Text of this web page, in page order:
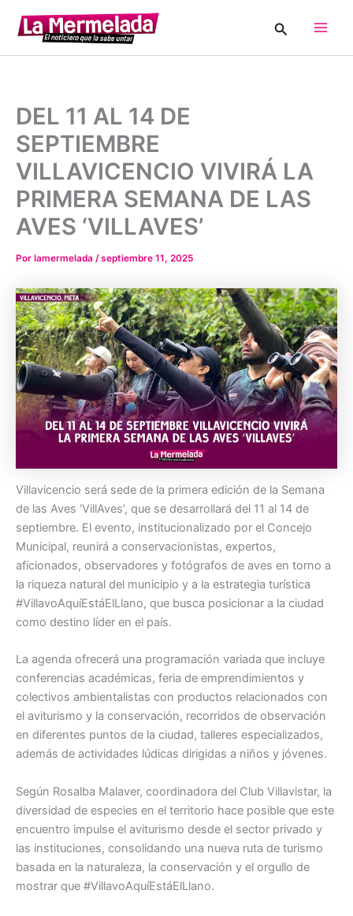
contenido
Buscar
DEL 11 AL 14 DE
SEPTIEMBRE
VILLAVICENCIO VIVIRÁ LA
PRIMERA SEMANA DE LAS
AVES ‘VILLAVES’
Por lamermelada /septiembre 11, 2025
Villavicencio será sede de la primera edición de la Semana
de las Aves ‘VillAves’, que se desarrollará del 11 al 14 de
septiembre. El evento, institucionalizado por el Concejo
Municipal, reunirá a conservacionistas, expertos,
aficionados, observadores y fotógrafos de aves en torno a
la riqueza natural del municipio y a la estrategia turística
#VillavoAquíEstáElLlano, que busca posicionar a la ciudad
como destino líder en el país.
La agenda ofrecerá una programación variada que incluye
conferencias académicas, feria de emprendimientos y
colectivos ambientalistas con productos relacionados con
el aviturismo y la conservación, recorridos de observación
en diferentes puntos de la ciudad, talleres especializados,
además de actividades lúdicas dirigidas a niños y jóvenes.
Según Rosalba Malaver, coordinadora del Club Villavistar, la
diversidad de especies en el territorio hace posible que este
encuentro impulse el aviturismo desde el sector privado y
las instituciones, consolidando una nueva ruta de turismo
basada en la naturaleza, la conservación y el orgullo de
mostrar que #VillavoAquíEstáElLlano.